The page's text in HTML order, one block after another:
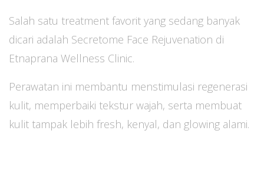
Salah satu treatment favorit yang sedang banyak
dicari adalah Secretome Face Rejuvenation di
Etnaprana Wellness Clinic.
Perawatan ini membantu menstimulasi regenerasi
kulit, memperbaiki tekstur wajah, serta membuat
kulit tampak lebih fresh, kenyal, dan glowing alami.